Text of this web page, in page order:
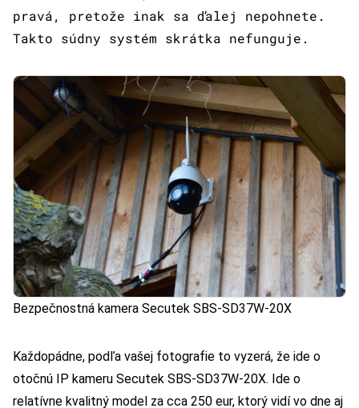
pravá, pretože inak sa ďalej nepohnete.
Takto súdny systém skrátka nefunguje.
Bezpečnostná kamera Secutek SBS-SD37W-20X
Každopádne, podľa vašej fotografie to vyzerá, že ide o
otočnú IP kameru Secutek SBS-SD37W-20X. Ide o
relatívne kvalitný model za cca 250 eur, ktorý vidí vo dne aj